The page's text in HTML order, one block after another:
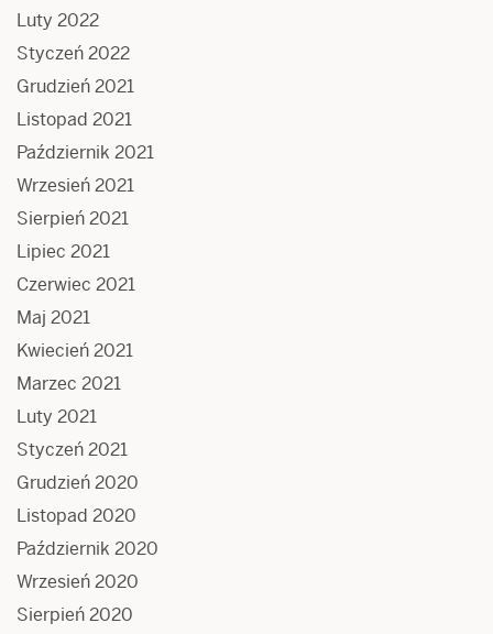
Luty 2022
Styczeń 2022
Grudzień 2021
Listopad 2021
Październik 2021
Wrzesień 2021
Sierpień 2021
Lipiec 2021
Czerwiec 2021
Maj 2021
Kwiecień 2021
Marzec 2021
Luty 2021
Styczeń 2021
Grudzień 2020
Listopad 2020
Październik 2020
Wrzesień 2020
Sierpień 2020